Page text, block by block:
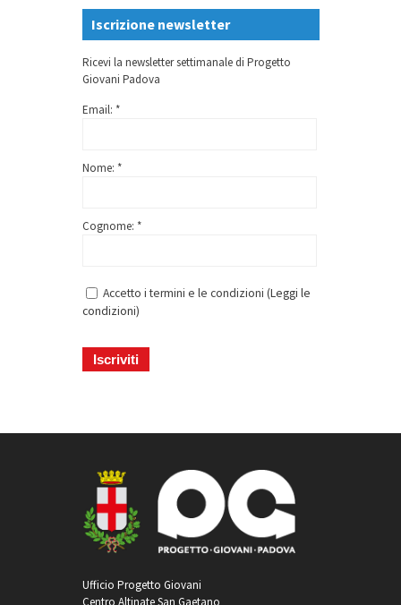
Iscrizione newsletter
Ricevi la newsletter settimanale di Progetto
Giovani Padova
Email: *
Nome: *
Cognome: *
Accetto i termini e le condizioni (Leggi le
condizioni)
Ufficio Progetto Giovani
Centro Altinate San Gaetano